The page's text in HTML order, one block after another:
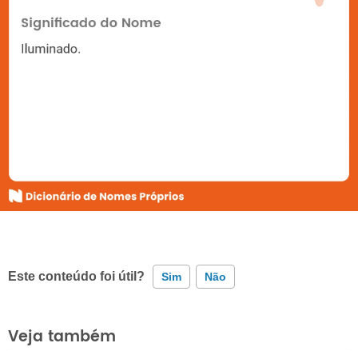
Este conteúdo foi útil? Sim Não
Este conteúdo contém informação incorreta
Veja também